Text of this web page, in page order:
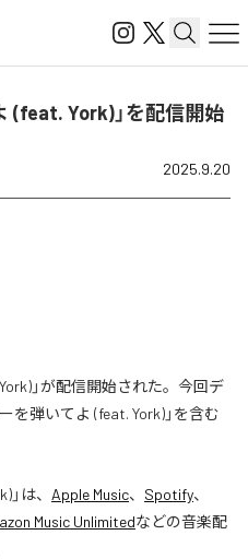
(feat. York)」を配信開始
2025.9.20
」が配信開始された。今回デ
を弾いてよ (feat. York)」を含む
」は、 Apple Music、 Spotify、
Music Unlimitedなどの音楽配